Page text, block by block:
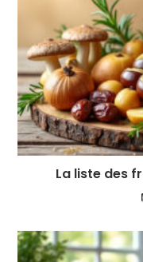
La liste des